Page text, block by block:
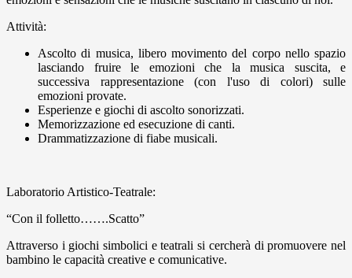
Attività:
Ascolto di musica, libero movimento del corpo nello spazio
lasciando fruire le emozioni che la musica suscita, e
successiva rappresentazione (con l'uso di colori) sulle
emozioni provate.
Esperienze e giochi di ascolto sonorizzati.
Memorizzazione ed esecuzione di canti.
Drammatizzazione di fiabe musicali.
Laboratorio Artistico-Teatrale:
“Con il folletto…….Scatto”
Attraverso i giochi simbolici e teatrali si cercherà di promuovere nel
bambino le capacità creative e comunicative.